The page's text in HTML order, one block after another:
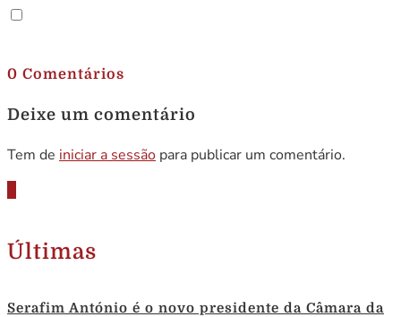
0 Comentários
Deixe um comentário
Tem de iniciar a sessão para publicar um comentário.
Últimas
Serafim António é o novo presidente da Câmara da